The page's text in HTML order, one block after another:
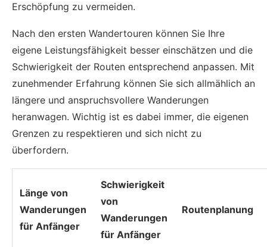
Erschöpfung zu vermeiden.
Nach den ersten Wandertouren können Sie Ihre
eigene Leistungsfähigkeit besser einschätzen und die
Schwierigkeit der Routen entsprechend anpassen. Mit
zunehmender Erfahrung können Sie sich allmählich an
längere und anspruchsvollere Wanderungen
heranwagen. Wichtig ist es dabei immer, die eigenen
Grenzen zu respektieren und sich nicht zu
überfordern.
Länge von
Wanderungen
für Anfänger
Schwierigkeit
von
Wanderungen
für Anfänger
Routenplanung